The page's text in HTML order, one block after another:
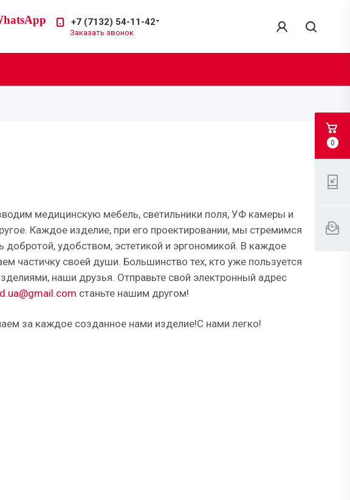
+7 (7132) 54-11-42
Заказать звонок
медицинскую мебель, светильники поля, УФ камеры и
Каждое изделие, при его проектировании, мы стремимся
добротой, удобством, эстетикой и эргономикой. В каждое
частичку своей души. Большинство тех, кто уже пользуется
наши друзья. Отправьте свой электронный адрес
станьте нашим другом!
за каждое созданное нами изделие!С нами легко!
0